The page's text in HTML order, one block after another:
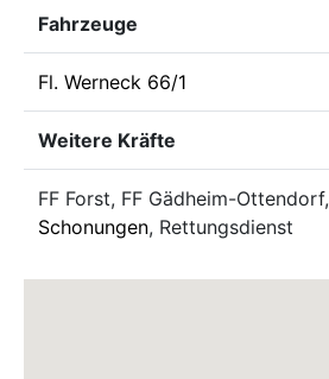
Fahrzeuge
Fl. Werneck 66/1
Weitere Kräfte
FF Forst, FF Gädheim-Ottendorf,
Schonungen, Rettungsdienst